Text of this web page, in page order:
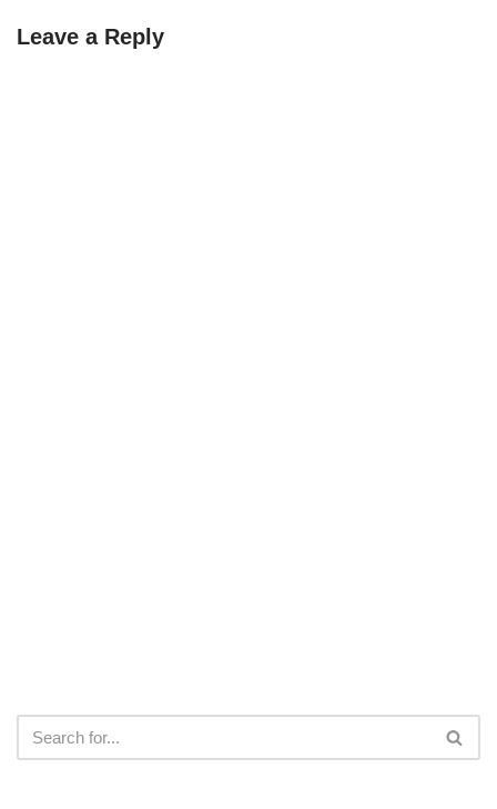
Leave a Reply